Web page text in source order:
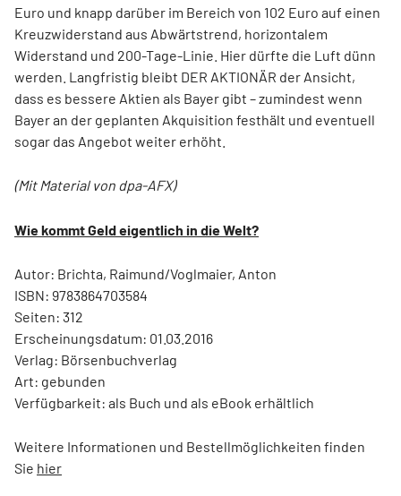
Euro und knapp darüber im Bereich von 102 Euro auf einen
Kreuzwiderstand aus Abwärtstrend, horizontalem
Widerstand und 200-Tage-Linie. Hier dürfte die Luft dünn
werden. Langfristig bleibt DER AKTIONÄR der Ansicht,
dass es bessere Aktien als Bayer gibt – zumindest wenn
Bayer an der geplanten Akquisition festhält und eventuell
sogar das Angebot weiter erhöht.
(Mit Material von dpa-AFX)
Wie kommt Geld eigentlich in die Welt?
Autor: Brichta, Raimund/Voglmaier, Anton
ISBN: 9783864703584
Seiten: 312
Erscheinungsdatum: 01.03.2016
Verlag: Börsenbuchverlag
Art: gebunden
Verfügbarkeit: als Buch und als eBook erhältlich
Weitere Informationen und Bestellmöglichkeiten finden
Sie hier